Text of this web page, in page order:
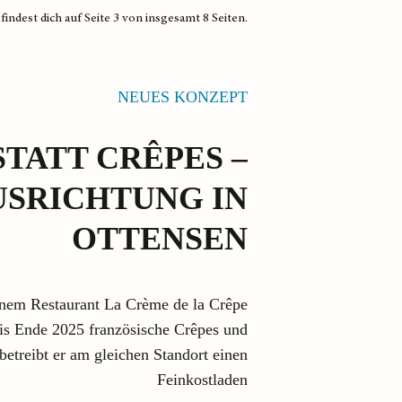
dich auf Seite 3 von insgesamt 8 Seiten.
NEUES KONZEPT
CRÊPES –
IN
OTTENSEN
Restaurant La Crème de la Crêpe
Ende 2025 französische Crêpes und
er am gleichen Standort einen
Feinkostladen